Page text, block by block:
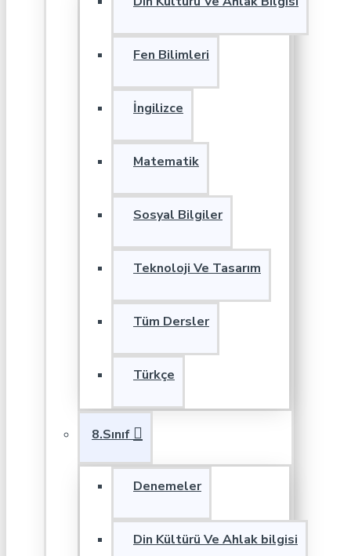
Fen Bilimleri
İngilizce
Matematik
Sosyal Bilgiler
Teknoloji Ve Tasarım
Tüm Dersler
Türkçe
8.Sınıf
Denemeler
Din Kültürü Ve Ahlak bilgisi